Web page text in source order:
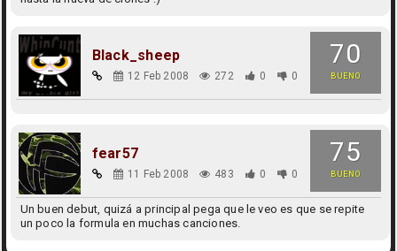
70
BUENO
Black_sheep
12 Feb 2008 272 0 0
75
BUENO
fear57
11 Feb 2008 483 0 0
Un buen debut, quizá a principal pega que le veo es que se repite
un poco la formula en muchas canciones.